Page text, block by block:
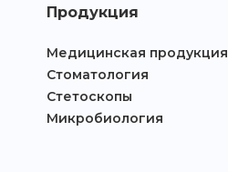
Продукция
Медицинская продукция
Стоматология
Стетоскопы
Микробиология